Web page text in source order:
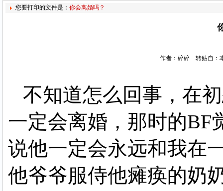
您要打印的文件是： 你会离婚吗？
作者：碎碎 转贴自：
不知道怎么回事，在
一定会离婚，那时的BF
说他一定会永远和我在
他爷爷服侍他瘫痪的奶